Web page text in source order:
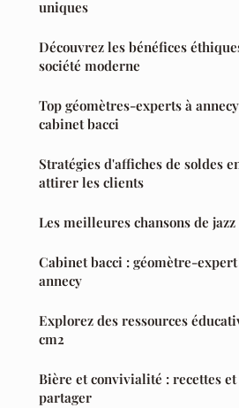
uniques
Découvrez les bénéfices
société moderne
Top géomètres-experts à
cabinet bacci
Stratégies d'affiches de soldes
attirer les clients
Les meilleures chansons de
Cabinet bacci : géomètre-
annecy
Explorez des ressources
cm2
Bière et convivialité : recettes et
partager